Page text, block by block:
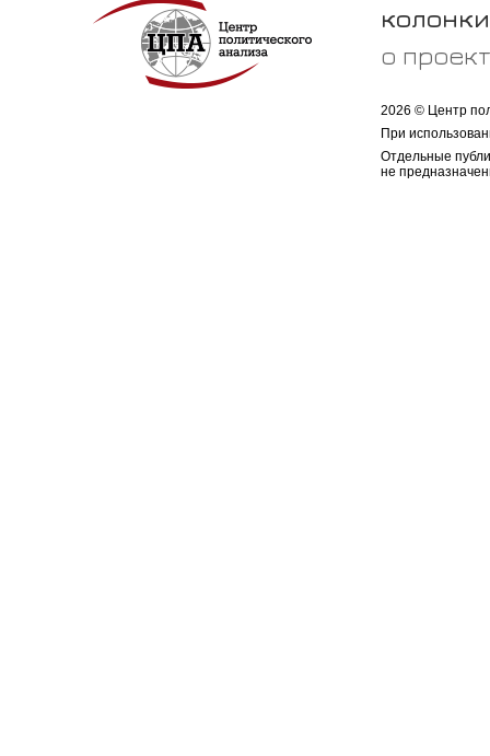
колонки
о
2026 © Центр
При
Отдельные
не